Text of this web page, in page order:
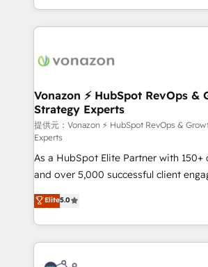
auprès de vos comptes existants. En France et à
l'international, nous travaillons avec
delà d’une simple transformation
➤ L’intégration de CRM et de
pour aligner les équipes marketing,
support client (data migration,
audit et maintenance) ➤ La création de sites internet
de conversion qui transforment les
opportunités d'affaires ➤ La mise en place de
stratégies d'acquisition marketing
inbound, automatisation marketing,
emailing) Informations clés : - 10 ans d'expérience -
100+ intégrations CRM HubSpot
experts conseil - 150 certifications
Vonazon ⚡ HubSpot RevOps &
Strategy Experts
提供元：Vonazon ⚡ HubSpot RevOps &
Experts
As a HubSpot Elite Partner with
and over 5,000 successful client
Vonazon turns marketing complexity
measurable, scalable growth. From
enterprise-grade campaigns, our in-
builds scalable strategies that drive
revenue. ⚙️ HubSpot Integration & Optimization •
Elite5.0